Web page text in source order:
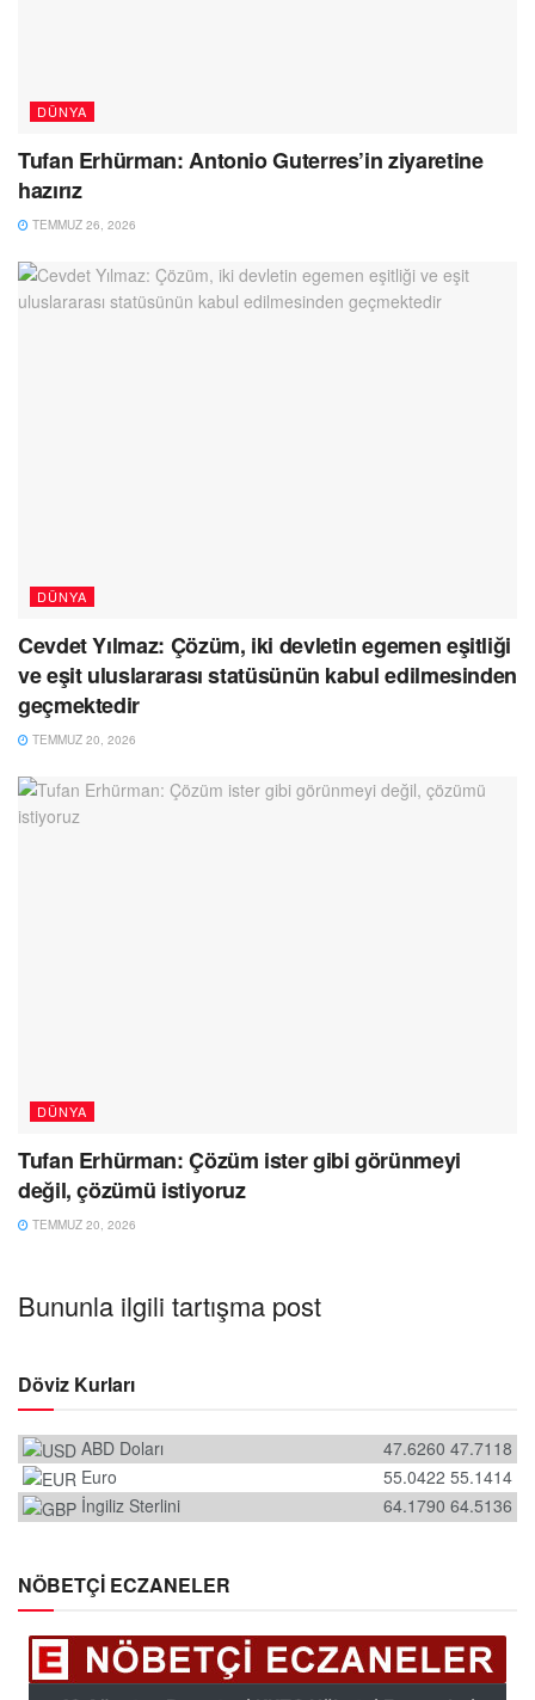
DÜNYA
Tufan Erhürman: Antonio Guterres’in ziyaretine
hazırız
TEMMUZ 26, 2026
DÜNYA
Cevdet Yılmaz: Çözüm, iki devletin egemen eşitliği
ve eşit uluslararası statüsünün kabul edilmesinden
geçmektedir
TEMMUZ 20, 2026
DÜNYA
Tufan Erhürman: Çözüm ister gibi görünmeyi
değil, çözümü istiyoruz
TEMMUZ 20, 2026
Bununla ilgili tartışma post
Döviz Kurları
ABD Doları 47.7118
47.6260
Euro
55.1414
55.0422
İngiliz Sterlini
64.5136
64.1790
NÖBETÇİ ECZANELER